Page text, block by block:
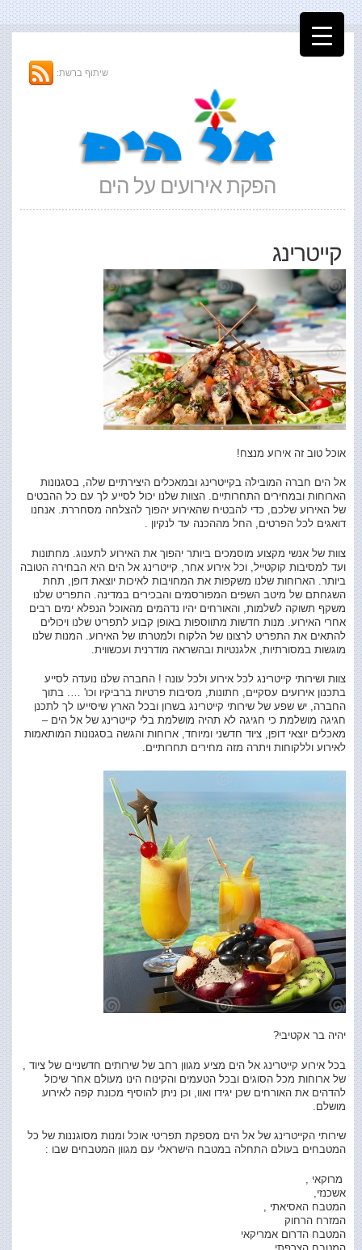
הפקת אירועים על הים
שיתוף ברשת:
קייטרינג
אוכל טוב זה אירוע מנצח!
אל הים חברה המובילה בקייטרינג ובמאכלים היצירתיים שלה, בסגנונות
הארוחות ובמחירים התחרותיים. הצוות שלנו יכול לסייע לך עם כל ההבטים
של האירוע שלכם, כדי להבטיח שהאירוע יהפוך להצלחה מסחררת. אנחנו
דואגים לכל הפרטים, החל מההכנה עד לנקיון .
צוות של אנשי מקצוע מוסמכים ביותר יהפוך את האירוע לתענוג. מחתונות
ועד למסיבות קוקטייל, וכל אירוע אחר, קייטרינג אל הים היא הבחירה הטובה
ביותר. הארוחות שלנו משקפות את המחויבות לאיכות יוצאת דופן, תחת
השגחתם של מיטב השפים המפורסמים והבכירים במדינה. התפריט שלנו
משקף תשוקה לשלמות, והאורחים יהיו נדהמים מהאוכל הנפלא ימים רבים
אחרי האירוע. מנות חדשות מתווספות באופן קבוע לתפריט שלנו ויכולים
להתאים את התפריט לרצונו של הלקוח ולמטרתו של האירוע. המנות שלנו
מוגשות במסורתיות, אלגנטיות ובהשראה מודרנית ועכשווית.
צוות ושירותי קייטרינג לכל אירוע ולכל עונה ! החברה שלנו נועדה לסייע
בתכנון אירועים עסקיים, חתונות, מסיבות פרטיות ברביקיו וכו' …. בתוך
החברה, יש שפע של שירותי קייטרינג בשרון ובכל הארץ שיסייעו לך לתכנן
חגיגה מושלמת כי חגיגה לא תהיה מושלמת בלי קייטרינג של אל הים –
מאכלים יוצאי דופן, ציוד חדשני ומיוחד, ארוחות והגשה בסגנונות המותאמות
לאירוע וללקוחות ויתרה מזה מחירים תחרותיים.
יהיה בר אקטיבי?
בכל אירוע קייטרינג אל הים מציע מגוון רחב של שירותים חדשניים של ציוד ,
של ארוחות מכל הסוגים ובכל הטעמים והקינוח הינו מעולם אחר שיכול
להדהים את האורחים שכן יגידו ואוו, וכן ניתן להוסיף מכונת קפה לאירוע
מושלם.
שירותי הקייטרינג של אל הים מספקת תפריטי אוכל ומנות מסוגננות של כל
המטבחים בעולם התחלה במטבח הישראלי עם מגוון המטבחים שבו :
מרוקאי ,
אשכנזי,
המטבח האסיאתי ,
המזרח הרחוק
המטבח הדרום אמריקאי
המטבח הצרפתי